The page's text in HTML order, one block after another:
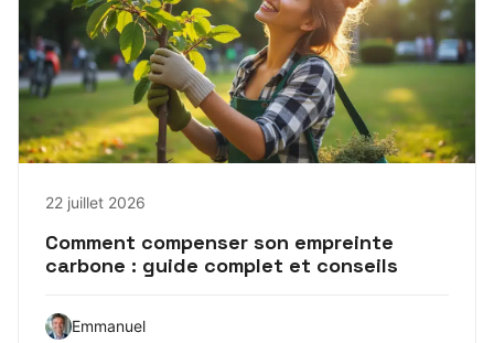
22 juillet 2026
Comment compenser son empreinte
carbone : guide complet et conseils
Emmanuel